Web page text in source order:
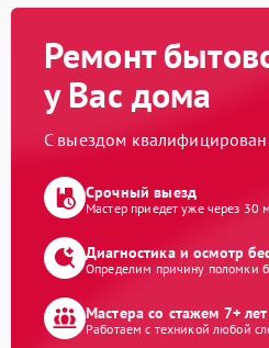
Ремонт
у Вас дома
С выездом
Срочный выезд
Мастер приедет уже через 30
Диагностика и осмотр
Определим причину поломки
Мастера со стажем 7+ лет
Работаем с техникой любой